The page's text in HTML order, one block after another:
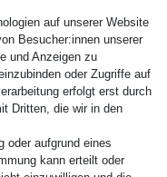
auf unserer Website
Besucher:innen unserer
und Anzeigen zu
oder Zugriffe auf
erfolgt erst durch
Dritten, die wir in den
oder aufgrund eines
kann erteilt oder